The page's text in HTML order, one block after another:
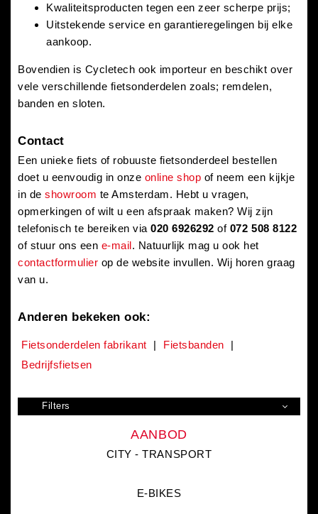
Kwaliteitsproducten tegen een zeer scherpe prijs;
Uitstekende service en garantieregelingen bij elke
aankoop.
Bovendien is Cycletech ook importeur en beschikt over
vele verschillende fietsonderdelen zoals; remdelen,
banden en sloten.
Contact
Een unieke fiets of robuuste fietsonderdeel bestellen
doet u eenvoudig in onze online shop of neem een kijkje
in deshowroom te Amsterdam. Hebt u vragen,
opmerkingen of wilt u een afspraak maken? Wij zijn
telefonisch te bereiken via020 6926292 of 072 508 8122
of stuur ons een e-mail. Natuurlijk mag u ook het
contactformulier op de website invullen. Wij horen graag
van u.
Anderen bekeken ook:
Fietsonderdelen fabrikant | Fietsbanden
|
Bedrijfsfietsen
Filters
AANBOD
CITY - TRANSPORT
E-BIKES